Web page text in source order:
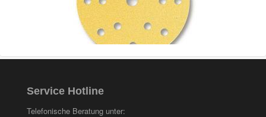
Service Hotline
Telefonische Beratung unter: